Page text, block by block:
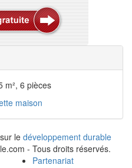
m², 6 pièces
maison
le développement durable
- Tous droits réservés.
Partenariat